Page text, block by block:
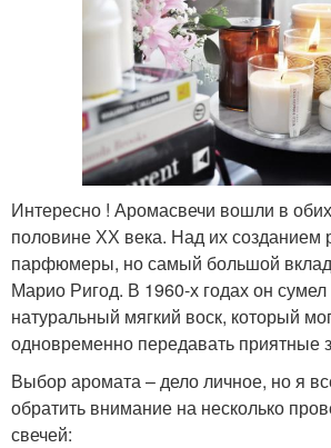
Интересно ! Аромасвечи вошли в
половине ХХ века. Над их созданием
парфюмеры, но самый большой
Марио Ригод. В 1960-х годах он сумел
натуральный мягкий воск, который
одновременно передавать приятные
Выбор аромата – дело личное, но я
обратить внимание на несколько
свечей: